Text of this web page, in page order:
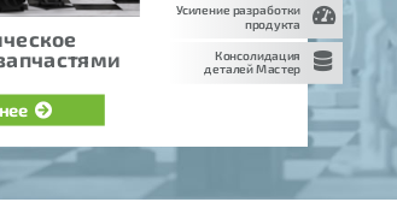
Усиление разработки
продукта
Консолидация
деталей Мастер